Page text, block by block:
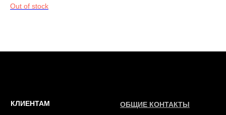
Out of stock